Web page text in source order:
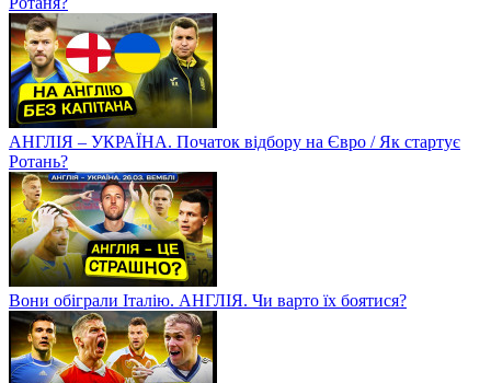
АНГЛІЯ – УКРАЇНА. Початок відбору на Євро / Як стартує
Ротань?
Вони обіграли Італію. АНГЛІЯ. Чи варто їх боятися?